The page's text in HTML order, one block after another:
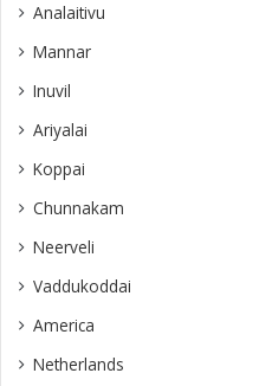
Analaitivu
Mannar
Inuvil
Ariyalai
Koppai
Chunnakam
Neerveli
Vaddukoddai
America
Netherlands